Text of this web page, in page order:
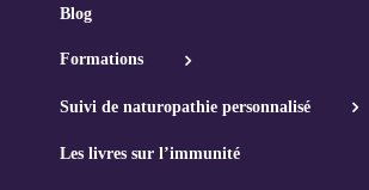
Blog
Formations
Suivi de naturopathie personnalisé
Les livres sur l’immunité